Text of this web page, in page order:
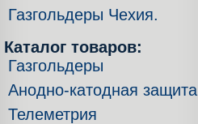
Газгольдеры Чехия.
Каталог товаров:
Газгольдеры
Анодно-катодная защита
Телеметрия